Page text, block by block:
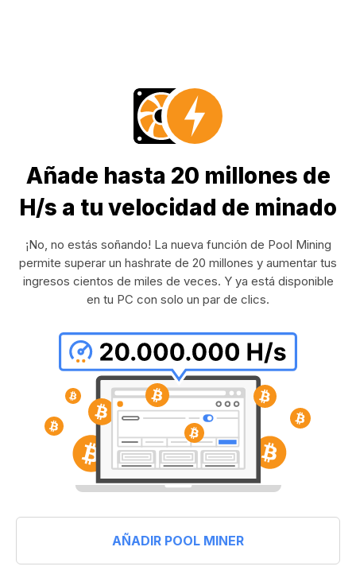
Añade hasta 20 millones de
H/s a tu velocidad de minado
¡No, no estás soñando! La nueva función de Pool Mining
permite superar un hashrate de 20 millones y aumentar tus
ingresos cientos de miles de veces. Y ya está disponible
en tu PC con solo un par de clics.
AÑADIR POOL MINER